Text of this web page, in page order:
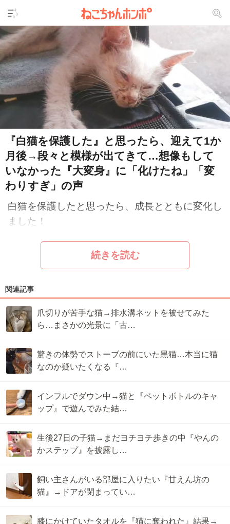
『白猫を保護した』と思ったら、迎えて1か
月後→段々と模様が出てきて…想像もして
いなかった『大変身』に「化けたね」「変
わりすぎ」の声
白猫を保護したと思ったら、成長とともに変化し
ました！
続きを読む
関連記事
爪切りが苦手な猫→排水溝ネットを被せてみた
ら…まさかの光景に「古…
驚きの体勢でストーブの前にいた黒猫…本当に猫
なのか疑いたくなる『…
インフルでダウン中→猫と『ペットボトルのキャ
ップ』で遊んでみた結…
生後27日の子猫→まだヨチヨチ歩きの中『やんの
かステップ』を披露し…
飼い主さんがいる部屋に入りたい『甘えん坊の
猫』→ドアが閉まってい…
膝にかけていたタオルを『猫に奪われた』結果→